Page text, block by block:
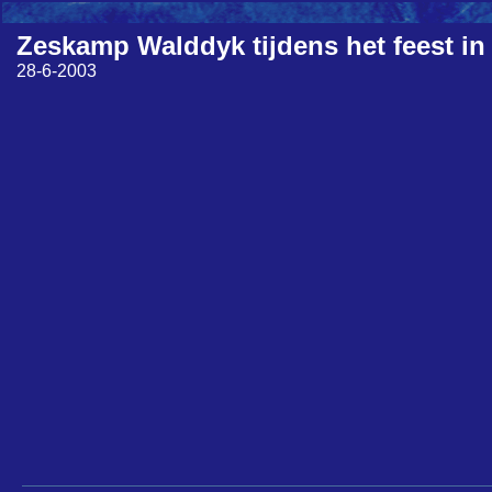
Zeskamp Walddyk tijdens het feest in
28-6-2003